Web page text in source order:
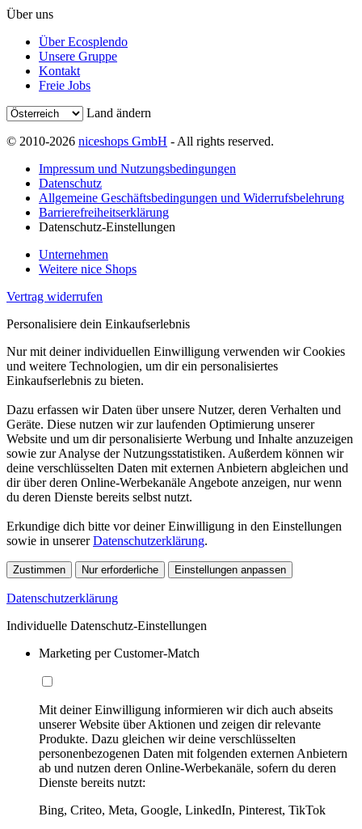
Über uns
Über Ecosplendo
Unsere Gruppe
Kontakt
Freie Jobs
Land ändern
© 2010-2026 niceshops GmbH - All rights reserved.
Impressum und Nutzungsbedingungen
Datenschutz
Allgemeine Geschäftsbedingungen und Widerrufsbelehrung
Barrierefreiheitserklärung
Datenschutz-Einstellungen
Unternehmen
Weitere nice Shops
Vertrag widerrufen
Personalisiere dein Einkaufserlebnis
Nur mit deiner individuellen Einwilligung verwenden wir Cookies
und weitere Technologien, um dir ein personalisiertes
Einkaufserlebnis zu bieten.
Dazu erfassen wir Daten über unsere Nutzer, deren Verhalten und
Geräte. Diese nutzen wir zur laufenden Optimierung unserer
Website und um dir personalisierte Werbung und Inhalte anzuzeigen
sowie zur Analyse der Nutzungsstatistiken. Außerdem können wir
deine verschlüsselten Daten mit externen Anbietern abgleichen und
dir über deren Online-Werbekanäle Angebote anzeigen, nur wenn
du deren Dienste bereits selbst nutzt.
Erkundige dich bitte vor deiner Einwilligung in den Einstellungen
sowie in unsererDatenschutzerklärung.
Zustimmen Nur erforderliche Einstellungen anpassen
Datenschutzerklärung
Individuelle Datenschutz-Einstellungen
Marketing per Customer-Match
Mit deiner Einwilligung informieren wir dich auch abseits
unserer Website über Aktionen und zeigen dir relevante
Produkte. Dazu gleichen wir deine verschlüsselten
personenbezogenen Daten mit folgenden externen Anbietern
ab und nutzen deren Online-Werbekanäle, sofern du deren
Dienste bereits nutzt:
Bing, Criteo, Meta, Google, LinkedIn, Pinterest, TikTok